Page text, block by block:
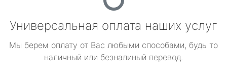
Универсальная оплата наших услуг
Мы берем оплату от Вас любыми способами, будь то
наличный или безналиный перевод.